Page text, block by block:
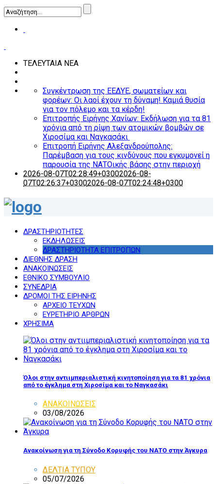
ΤΕΛΕΥΤΑΙΑ ΝΕΑ
Συγκέντρωση της ΕΕΔΥΕ, σωματείων και
φορέων: Οι λαοί έχουν τη δύναμη! Καμιά θυσία
για τον πόλεμο και τα κέρδη!
Επιτροπής Ειρήνης Χανίων: Εκδήλωση για τα 81
χρόνια από τη ρίψη των ατομικών βομβών σε
Χιροσίμα και Ναγκασάκι
Επιτροπή Ειρήνης Αλεξανδρούπολης:
Παρέμβαση για τους κινδύνους που εγκυμονεί η
παρουσία της ΝΑΤΟικής βάσης στην περιοχή
2026-08-07T02:28:49+03002026-08-
07T02:26:37+03002026-08-07T02:24:48+0300
ΔΡΑΣΤΗΡΙΟΤΗΤΕΣ
ΕΚΔΗΛΩΣΕΙΣ
ΔΡΑΣΤΗΡΙΟΤΗΤΑ ΕΠΙΤΡΟΠΩΝ
ΔΙΕΘΝΗΣ ΔΡΑΣΗ
ΑΝΑΚΟΙΝΩΣΕΙΣ
ΕΘΝΙΚΟ ΣΥΜΒΟΥΛΙΟ
ΣΥΝΕΔΡΙΑ
ΔΡΟΜΟΙ ΤΗΣ ΕΙΡΗΝΗΣ
ΑΡΧΕΙΟ ΤΕΥΧΩΝ
ΕΥΡΕΤΗΡΙΟ ΑΡΘΡΩΝ
ΧΡΗΣΙΜΑ
Όλοι στην αντιιμπεριαλιστική κινητοποίηση για τα 81 χρόνια
από το έγκλημα στη Χιροσίμα και το Ναγκασάκι
ΑΝΑΚΟΙΝΩΣΕΙΣ
03/08/2026
Ανακοίνωση για τη Σύνοδο Κορυφής του ΝΑΤΟ στην Άγκυρα
ΔΕΛΤΙΑ ΤΥΠΟΥ
05/07/2026